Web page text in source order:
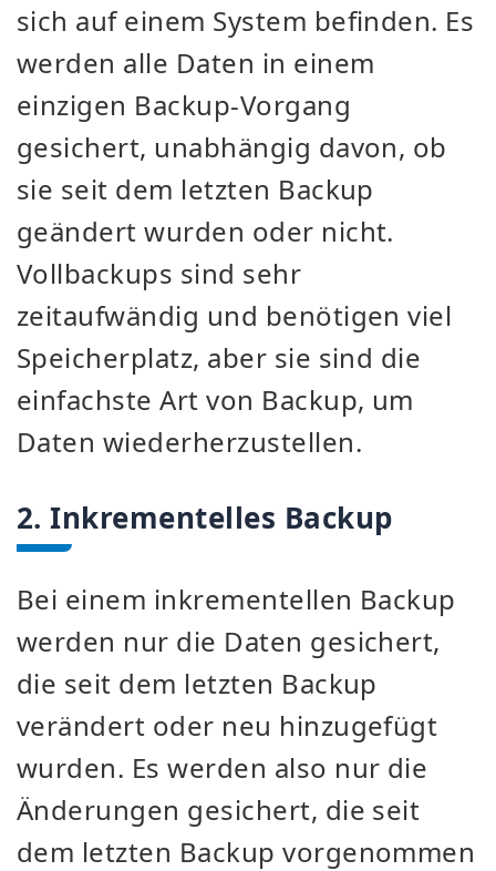
sich auf einem System befinden. Es
werden alle Daten in einem
einzigen Backup-Vorgang
gesichert, unabhängig davon, ob
sie seit dem letzten Backup
geändert wurden oder nicht.
Vollbackups sind sehr
zeitaufwändig und benötigen viel
Speicherplatz, aber sie sind die
einfachste Art von Backup, um
Daten wiederherzustellen.
2. Inkrementelles Backup
Bei einem inkrementellen Backup
werden nur die Daten gesichert,
die seit dem letzten Backup
verändert oder neu hinzugefügt
wurden. Es werden also nur die
Änderungen gesichert, die seit
dem letzten Backup vorgenommen